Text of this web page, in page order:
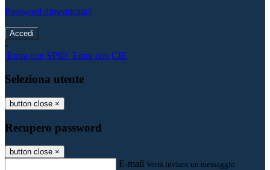
Password dimenticata?
-
Entra con SPID Entra con CIE
Seleziona utente
button close ×
Recupero password
button close ×
E-mail Verrà inviato un messaggio